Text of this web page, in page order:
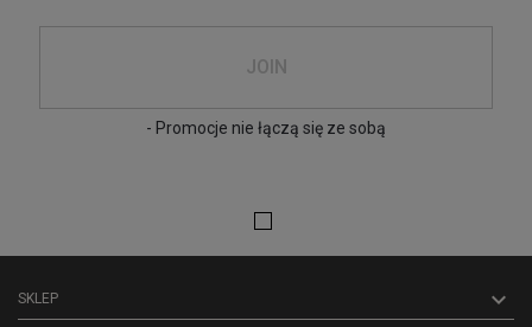
JOIN
- Promocje nie łączą się ze sobą
SKLEP 